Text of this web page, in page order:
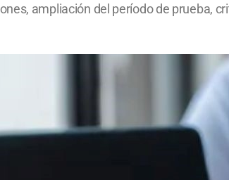
ampliación del período de prueba,